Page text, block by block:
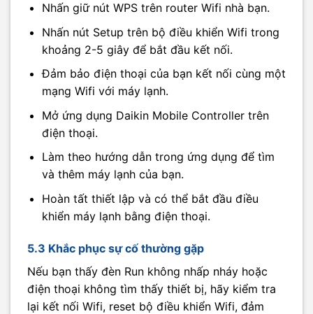
Nhấn giữ nút WPS trên router Wifi nhà bạn.
Nhấn nút Setup trên bộ điều khiển Wifi trong
khoảng 2-5 giây để bắt đầu kết nối.
Đảm bảo điện thoại của bạn kết nối cùng một
mạng Wifi với máy lạnh.
Mở ứng dụng Daikin Mobile Controller trên
điện thoại.
Làm theo hướng dẫn trong ứng dụng để tìm
và thêm máy lạnh của bạn.
Hoàn tất thiết lập và có thể bắt đầu điều
khiển máy lạnh bằng điện thoại.
5.3 Khắc phục sự cố thường gặp
Nếu bạn thấy đèn Run không nhấp nháy hoặc
điện thoại không tìm thấy thiết bị, hãy kiểm tra
lại kết nối Wifi, reset bộ điều khiển Wifi, đảm